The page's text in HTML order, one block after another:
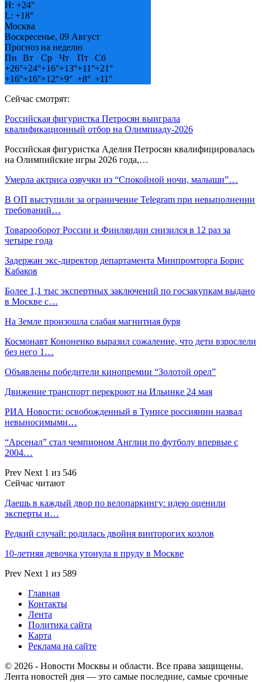
H: +24°
L: +18°
Москва
Воскресенье, 09 Август
Прогноз на неделю
Пн
Вт Ср Чт Пт
Сб
+26°+24°+16°+13°+11°+21°
+16°+16°+12°+9° +8° +11°
Сейчас смотрят:
Российская фигуристка Петросян выиграла
квалификационный отбор на Олимпиаду-2026
Российская фигуристка Аделия Петросян квалифицировалась
на Олимпийские игры 2026 года,…
Умерла актриса озвучки из “Спокойной ночи, малыши”…
В ОП выступили за ограничение Telegram при невыполнении
требований…
Товарооборот России и Финляндии снизился в 12 раз за
четыре года
Задержан экс-директор департамента Минпромторга Борис
Кабаков
Более 1,1 тыс экспертных заключений по госзакупкам выдано
в Москве с…
На Земле произошла слабая магнитная буря
Космонавт Кононенко выразил сожаление, что дети взрослели
без него 1…
Объявлены победители кинопремии “Золотой орел”
Движение транспорт перекроют на Ильинке 24 мая
РИА Новости: освобожденный в Тунисе россиянин назвал
невыносимыми…
“Арсенал” стал чемпионом Англии по футболу впервые с
2004…
Prev Next 1 из 546
Сейчас читают
Даешь в каждый двор по велопаркингу: идею оценили
эксперты и…
Редкий случай: родилась двойня винторогих козлов
10-летняя девочка утонула в пруду в Москве
Prev Next 1 из 589
Главная
Контакты
Лента
Политика сайта
Карта
Реклама на сайте
© 2026 - Новости Москвы и области. Все права защищены.
Лента новостей дня — это самые последние, самые срочные